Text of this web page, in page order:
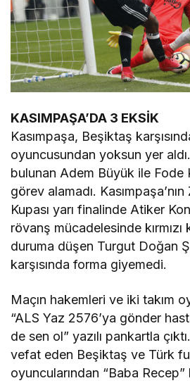
KASIMPAŞA’DA 3 EKSİK
Kasımpaşa, Beşiktaş
oyuncusundan yoksun yer aldı.
bulunan Adem Büyük ile Fode
görev alamadı.
Kupası yarı finalinde Atiker
rövanş mücadelesinde
duruma düşen Turgut Doğan
karşısında forma giyemedi.
Maçın hakemleri ve iki takım
“ALS Yaz 2576’ya gönder
de sen ol” yazılı pankartla
vefat eden Beşiktaş ve Türk
oyuncularından “Baba Recep”